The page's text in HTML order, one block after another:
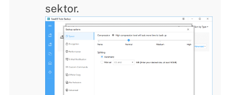
sektor.